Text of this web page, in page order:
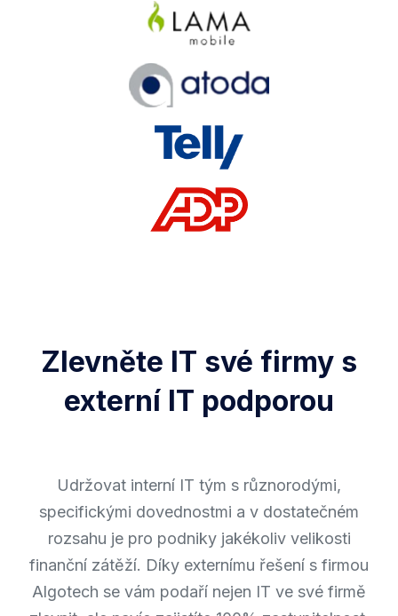
Zlevněte IT své firmy s
externí IT podporou
Udržovat interní IT tým s různorodými,
specifickými dovednostmi a v dostatečném
rozsahu je pro podniky jakékoliv velikosti
finanční zátěží. Díky externímu řešení s firmou
Algotech se vám podaří nejen IT ve své firmě